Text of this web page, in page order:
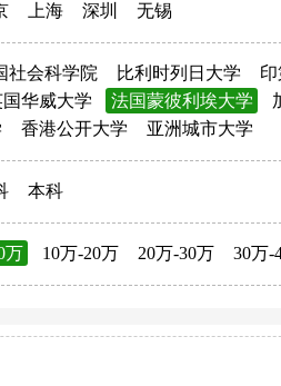
上海 深圳 无锡
社会科学院 比利时列日大学
国华威大学 法国蒙彼利埃大学
香港公开大学 亚洲城市大学
本科
万 10万-20万 20万-30万 30万-